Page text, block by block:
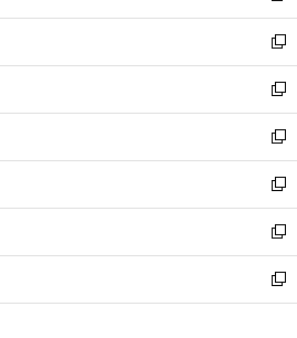
開
く
ウ
で
開
く
ン
ド
ウ
で
開
く
ウ
ィ
ン
ド
ウ
で
開
く
し
い
ウ
ィ
ン
ド
ウ
で
開
く
新
し
い
ウ
ィ
ン
ド
ウ
で
開
く
新
し
い
ウ
ィ
ン
ド
ウ
で
開
新
し
い
ウ
ィ
ン
ド
ウ
新
し
い
ウ
ィ
ン
新
し
い
ウ
新
し